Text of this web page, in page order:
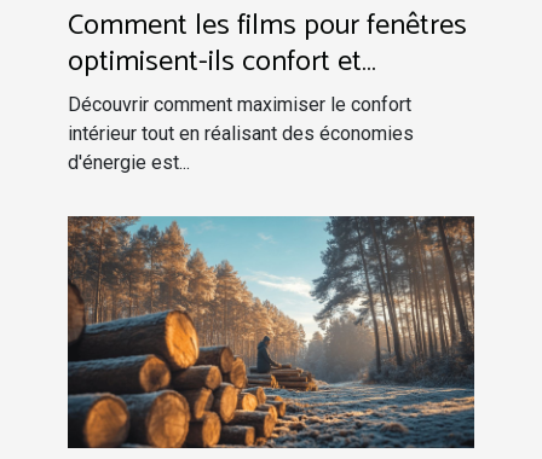
Comment les films pour fenêtres
optimisent-ils confort et
économies d'énergie ?
Découvrir comment maximiser le confort
intérieur tout en réalisant des économies
d'énergie est...